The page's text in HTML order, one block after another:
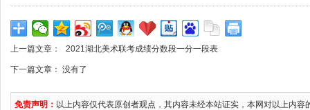
上一篇文章： 2021湖北美术联考成绩分数段一分一段表
下一篇文章： 没有了
免责声明： 以上内容仅代表原创者观点，其内容未经本站证实，本网对以上内